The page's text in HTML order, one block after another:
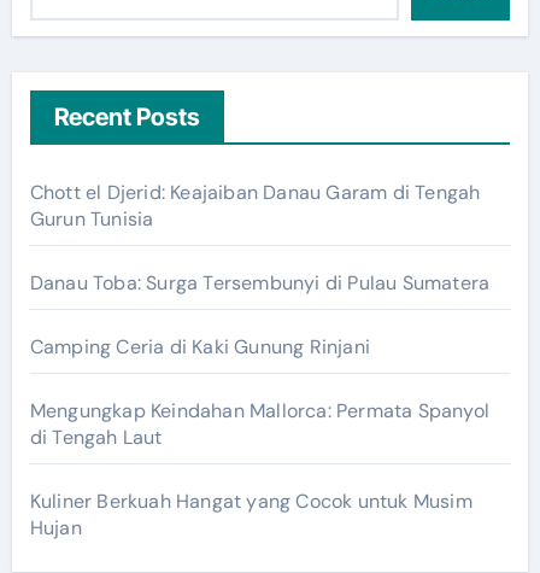
Recent Posts
Chott el Djerid: Keajaiban Danau Garam di Tengah
Gurun Tunisia
Danau Toba: Surga Tersembunyi di Pulau Sumatera
Camping Ceria di Kaki Gunung Rinjani
Mengungkap Keindahan Mallorca: Permata Spanyol
di Tengah Laut
Kuliner Berkuah Hangat yang Cocok untuk Musim
Hujan